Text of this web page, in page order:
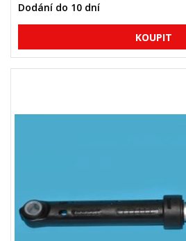
Dodání do 10 dní